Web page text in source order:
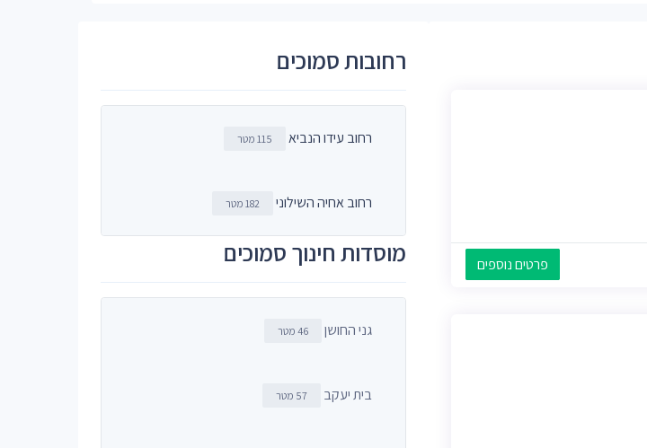
פרטים נוספים
רחובות סמוכים
רחוב עידו הנביא 115 מטר
רחוב אחיה השילוני 182 מטר
מוסדות חינוך סמוכים
גני החושן 46 מטר
בית יעקב 57 מטר